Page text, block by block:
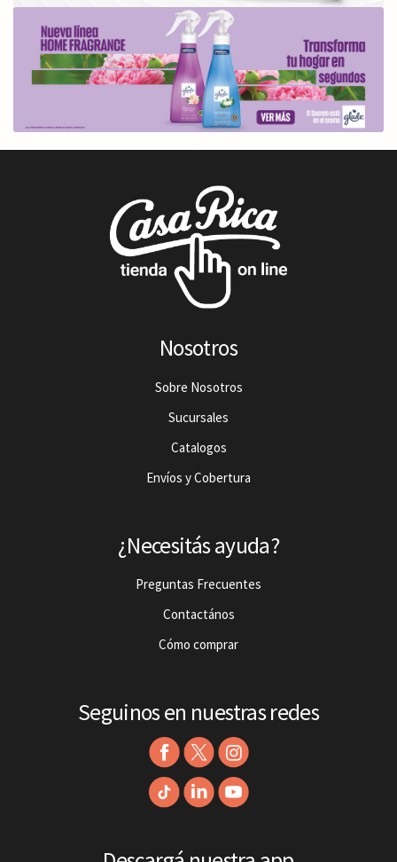
Nosotros
Sobre Nosotros
Sucursales
Catalogos
Envíos y Cobertura
¿Necesitás ayuda?
Preguntas Frecuentes
Contactános
Cómo comprar
Seguinos en nuestras redes